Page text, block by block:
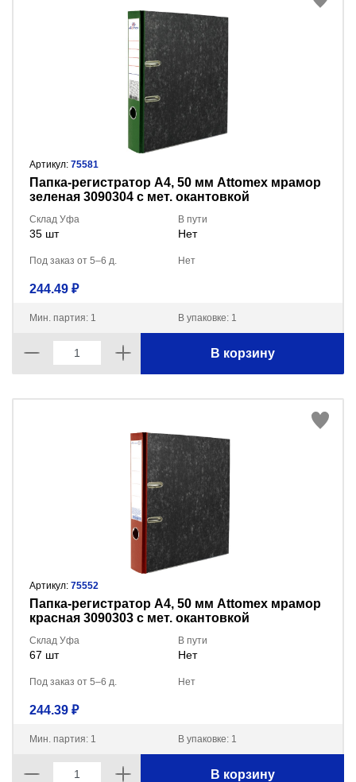
Артикул: 75581
Пaпка-регистратор А4, 50 мм Attomex мрамор
зеленая 3090304 с мет. окантовкой
Склад Уфа
35 шт
В пути
Нет
Под заказ от 5–6 д. Нет
244.49 ₽
Мин. партия: 1 В упаковке: 1
В корзину
Артикул: 75552
Пaпка-регистратор А4, 50 мм Attomex мрамор
красная 3090303 с мет. окантовкой
Склад Уфа
67 шт
В пути
Нет
Под заказ от 5–6 д. Нет
244.39 ₽
Мин. партия: 1 В упаковке: 1
В корзину